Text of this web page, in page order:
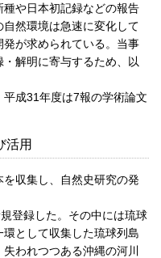
や日本初記録などの報告
然環境は急速に変化して
が求められている。当事
解明に寄与するため、以
成31年度は7報の学術論文
活用
収集し、自然史研究の発
登録した。その中には琉球
として収集した琉球列島
われつつある沖縄の河川